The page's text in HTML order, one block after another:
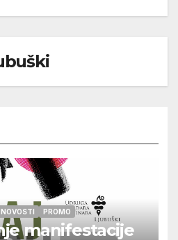
NOVOSTI PROMO
manifestacije